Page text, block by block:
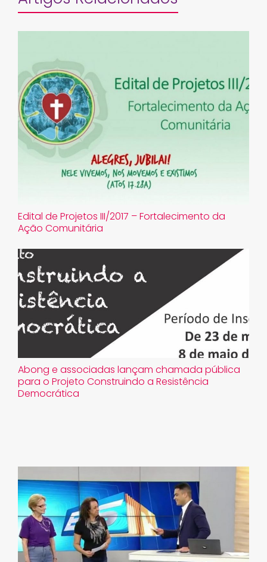
Edital de Projetos III/2017 – Fortalecimento da
Ação Comunitária
Abong e associadas lançam chamada pública
para o Projeto Construindo a Resistência
Democrática